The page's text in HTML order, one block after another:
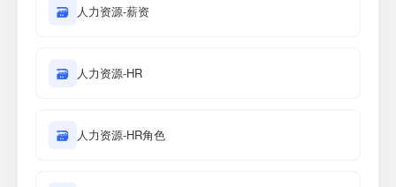
🗃 人力资源-薪资
🗃 人力资源-HR
🗃 人力资源-HR角色